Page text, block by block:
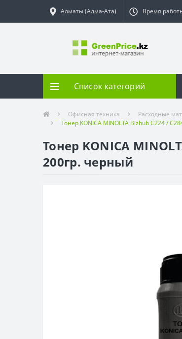
Алматы (Алма-Ата) Время
Список категорий
Офисная техника Расходные
Тонер KONICA MINOLTA Bizhub C224 /
Тонер KONICA
200гр. черный